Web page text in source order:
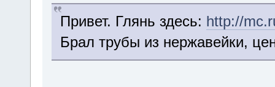
Привет. Глянь здесь: http://
Брал трубы из нержавейки,